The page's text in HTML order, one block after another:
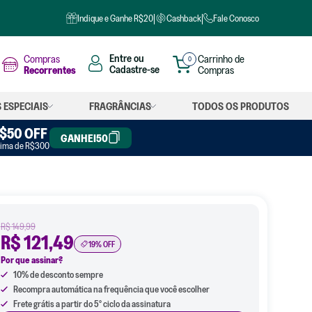
Indique e Ganhe R$20 Cashback Fale Conosco
Compras
Recorrentes
0
FRAGRÂNCIAS TODOS OS PRODUTOS
OFF
de R$300
GANHEI50
R$ 149,99
R$ 121,49 19% OFF
Por que assinar?
10% de desconto sempre
Recompra automática na frequência que você escolher
Frete grátis a partir do 5º ciclo da assinatura
coco